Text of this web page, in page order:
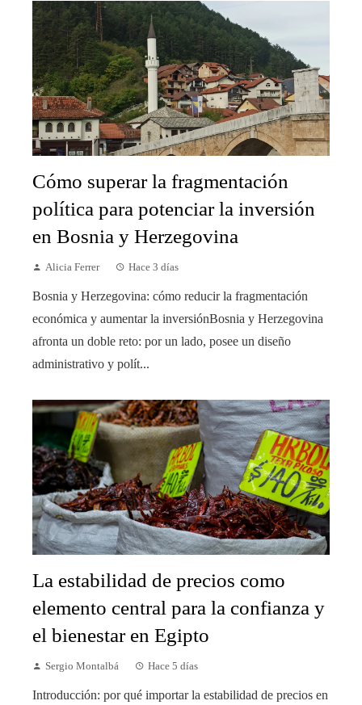
Cómo superar la fragmentación
política para potenciar la inversión
en Bosnia y Herzegovina
Alicia Ferrer Hace 3 días
Bosnia y Herzegovina: cómo reducir la fragmentación
económica y aumentar la inversiónBosnia y Herzegovina
afronta un doble reto: por un lado, posee un diseño
administrativo y polít...
La estabilidad de precios como
elemento central para la confianza y
el bienestar en Egipto
Sergio Montalbá Hace 5 días
Introducción: por qué importar la estabilidad de precios en